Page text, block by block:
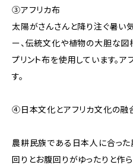
③アフリカ布
太陽がさんさんと降り注ぐ暑い
ー、伝統文化や植物の大胆な図
プリント布を使用しています。
す。
④日本文化とアフリカ文化の融
農耕民族である日本人に合っ
回りとお腹回りがゆったりと作